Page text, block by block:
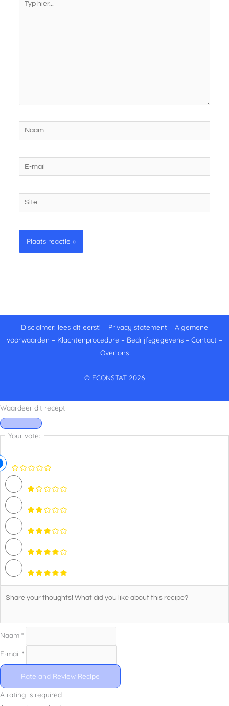
Naam
mail
Site
Disclaimer: lees dit eerst! – Privacy statement – Algemene
voorwaarden – Klachtenprocedure – Bedrijfsgegevens – Contact –
Over ons
© ECONSTAT 2026
Waardeer dit recept
Your vote:
Naam *
E-mail *
Rate and Review Recipe
A rating is required